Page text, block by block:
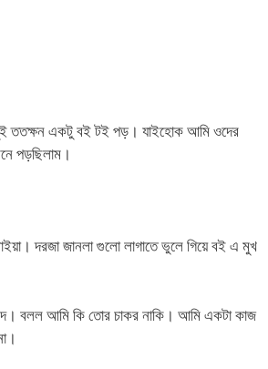
ততক্ষন একটু বই টই পড়। যাইহোক আমি ওদের
পড়ছিলাম।
দরজা জানলা গুলো লাগাতে ভুলে গিয়ে বই এ মুখ
বলল আমি কি তোর চাকর নাকি। আমি একটা কাজ